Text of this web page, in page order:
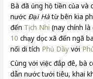
Bà đã ủng hộ tiền của và
nước Đại Hàtừ bên kia
đến Tịch Nhi (nay chính
10 chạy dọc xã đến ngã
nối di tích Phủ Dầy với
Cùng với việc đắp đê, bà
dẫn nước tưới tiêu, khai